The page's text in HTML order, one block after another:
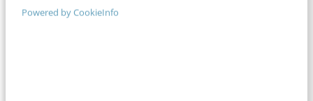
Powered by CookieInfo
content beter gevonden. Schrijf je in en bekijk